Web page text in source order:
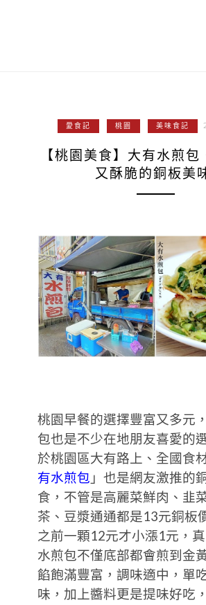
愛食記 桃園 美味食記
【桃園美食】大有水煎
又酥脆的銅板美
桃園早餐的選擇豐富又多元
包也是不少在地朋友喜愛的
於桃園區大有路上、全國食
有水煎包 」也是網友激推的
食，不管是高麗菜鮮肉、韭
茶、豆漿通通都是13元銅板
之前一顆12元才小漲1元，真
水煎包不僅底部都會煎到金
餡飽滿豐富，調味適中，單
味，加上醬料更是提味好吃